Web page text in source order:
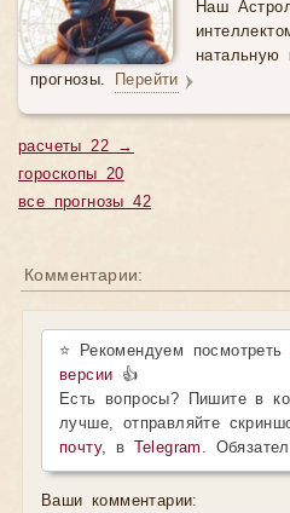
Наш
натальную
прогнозы. Перейти
расчеты 22 →
гороскопы 20
все прогнозы 42
Комментарии:
⭐ Рекомендуем
версии 👍
Есть вопросы? Пишите в
лучше, отправляйте
почту, в Telegram .
Ваши комментарии: